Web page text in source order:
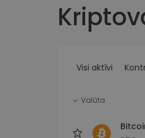
Visas cenas
Vairāk nekā 300
Visi aktīvi
Valūta